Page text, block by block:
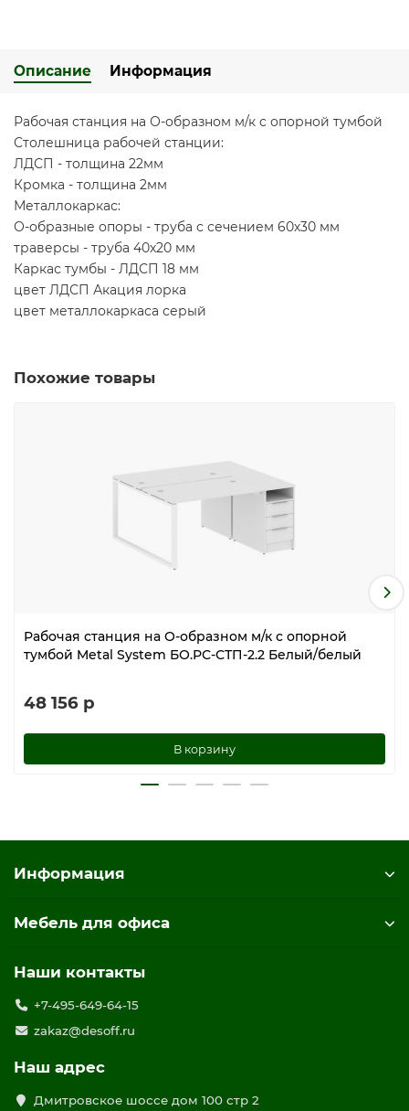
Описание Информация
Рабочая станция на О-образном м/к с опорной тумбой
Столешница рабочей станции:
ЛДСП - толщина 22мм
Кромка - толщина 2мм
Металлокаркас:
О-образные опоры - труба с сечением 60х30 мм
траверсы - труба 40х20 мм
Каркас тумбы - ЛДСП 18 мм
цвет ЛДСП Акация лорка
цвет металлокаркаса серый
Похожие товары
Рабочая станция на О-образном м/к с опорной
тумбой Metal System БО.РС-СТП-2.2 Белый/белый
48 156 р
В корзину
Информация
Мебель для офиса
Наши контакты
+7-495-649-64-15
zakaz@desoff.ru
Наш адрес
Дмитровское шоссе дом 100 стр 2